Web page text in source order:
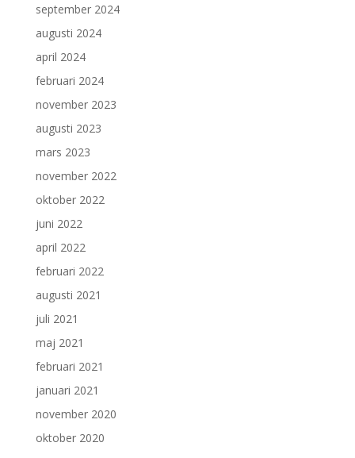
september 2024
augusti 2024
april 2024
februari 2024
november 2023
augusti 2023
mars 2023
november 2022
oktober 2022
juni 2022
april 2022
februari 2022
augusti 2021
juli 2021
maj 2021
februari 2021
januari 2021
november 2020
oktober 2020